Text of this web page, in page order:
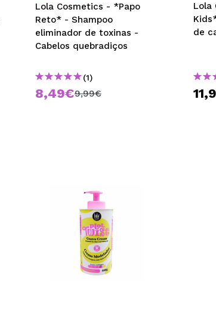
Lola Cosmetics - *Papo
Reto* - Shampoo
eliminador de toxinas -
Cabelos quebradiços
(1)
8,49€9,99€
Lola
de